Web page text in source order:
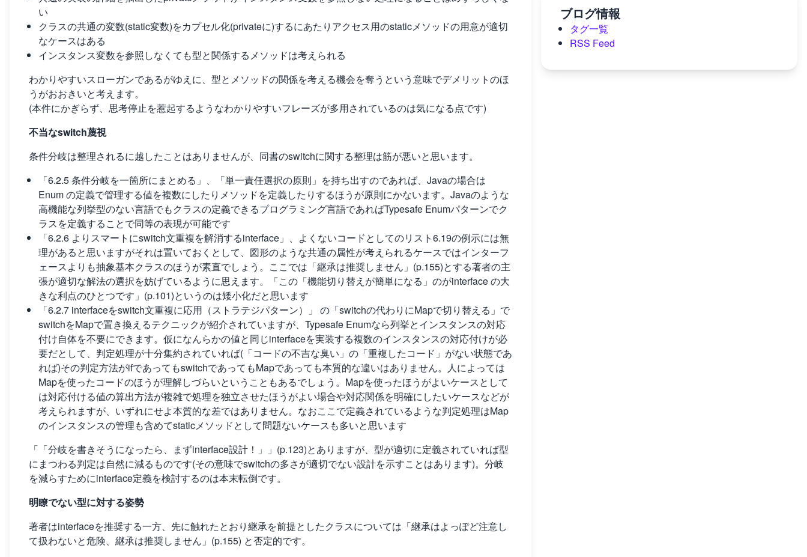
い
クラスの共通の変数(static変数)をカプセル化(privateに)するにあたりアクセス用のstaticメソッドの用意が適切
なケースはある
インスタンス変数を参照しなくても型と関係するメソッドは考えられる
わかりやすいスローガンであるがゆえに、型とメソッドの関係を考える機会を奪うという意味でデメリットのほ
うがおおきいと考えます。
(本件にかぎらず、思考停止を惹起するようなわかりやすいフレーズが多用されているのは気になる点です)
不当なswitch蔑視
条件分岐は整理されるに越したことはありませんが、同書のswitchに関する整理は筋が悪いと思います。
「6.2.5 条件分岐を一箇所にまとめる」、「単一責任選択の原則」を持ち出すのであれば、Javaの場合は
Enum の定義で管理する値を複数にしたりメソッドを定義したりするほうが原則にかないます。Javaのような
高機能な列挙型のない言語でもクラスの定義できるプログラミング言語であればTypesafe Enumパターンでク
ラスを定義することで同等の表現が可能です
「6.2.6 よりスマートにswitch文重複を解消するinterface」、よくないコードとしてのリスト6.19の例示には無
理があると思いますがそれは置いておくとして、図形のような共通の属性が考えられるケースではインターフ
ェースよりも抽象基本クラスのほうが素直でしょう。ここでは「継承は推奨しません」(p.155)とする著者の主
張が適切な解法の選択を妨げているように思えます。「この「機能切り替えが簡単になる」のがinterface の大
きな利点のひとつです」(p.101)というのは矮小化だと思います
「6.2.7 interfaceをswitch文重複に応用（ストラテジパターン）」 の「switchの代わりにMapで切り替える」で
switchをMapで置き換えるテクニックが紹介されていますが、Typesafe Enumなら列挙とインスタンスの対応
付け自体を不要にできます。仮になんらかの値と同じinterfaceを実装する複数のインスタンスの対応付けが必
要だとして、判定処理が十分集約されていれば(「コードの不吉な臭い」の「重複したコード」がない状態であ
れば)その判定方法がifであってもswitchであってもMapであっても本質的な違いはありません。人によっては
Mapを使ったコードのほうが理解しづらいということもあるでしょう。Mapを使ったほうがよいケースとして
は対応付ける値の算出方法が複雑で処理を独立させたほうがよい場合や対応関係を明確にしたいケースなどが
考えられますが、いずれにせよ本質的な差ではありません。なおここで定義されているような判定処理はMap
のインスタンスの管理も含めてstaticメソッドとして問題ないケースも多いと思います
「「分岐を書きそうになったら、まずinterface設計！」」(p.123)とありますが、型が適切に定義されていれば型
にまつわる判定は自然に減るものです(その意味でswitchの多さが適切でない設計を示すことはあります)。分岐
を減らすためにinterface定義を検討するのは本末転倒です。
明瞭でない型に対する姿勢
著者はinterfaceを推奨する一方、先に触れたとおり継承を前提としたクラスについては「継承はよっぽど注意し
て扱わないと危険、継承は推奨しません」(p.155) と否定的です。
ブログ情報
タグ一覧
RSS Feed